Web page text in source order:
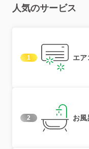
人気のサービス
1 エア
2 お風